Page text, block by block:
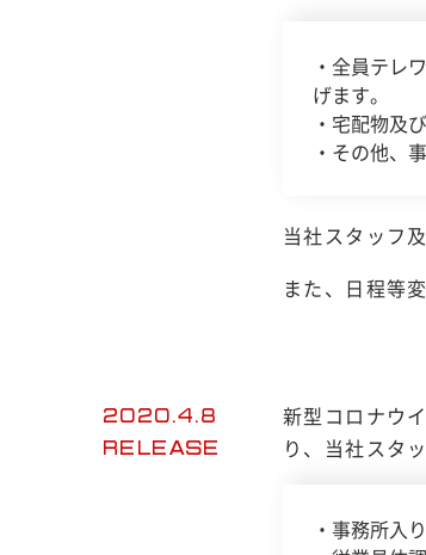
・全員テレ
げます。
・宅配物及
・その他、
当社スタッフ
また、日程等
2020.4.8
RELEASE
新型コロナウ
り、当社スタ
・事務所入